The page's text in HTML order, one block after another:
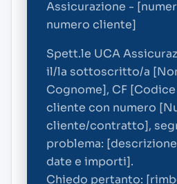
Assicurazione -
numero cliente]
Spett.le UCA
il/la sottoscritto/a
Cognome], CF
cliente con numero
cliente/contratto],
problema:
date e importi].
Chiedo pertanto: